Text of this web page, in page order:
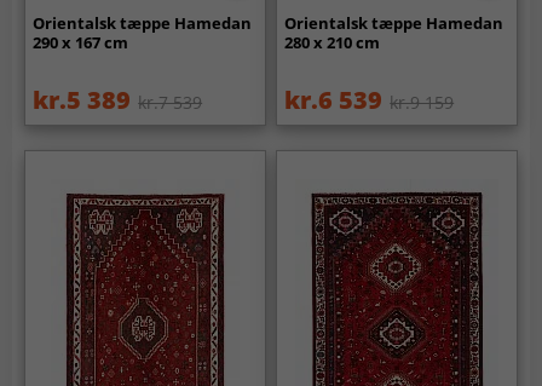
Orientalsk tæppe Hamedan
290 x 167 cm
kr.5 389 kr.7 539
Orientalsk tæppe Hamedan
280 x 210 cm
kr.6 539 kr.9 159